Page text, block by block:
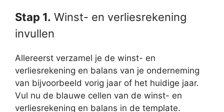
Stap 1. Winst- en verliesrekening
invullen
Allereerst verzamel je de winst- en
verliesrekening en balans van je onderneming
van bijvoorbeeld vorig jaar of het huidige jaar.
Vul nu de blauwe cellen van de winst- en
verliesrekening en balans in de template.